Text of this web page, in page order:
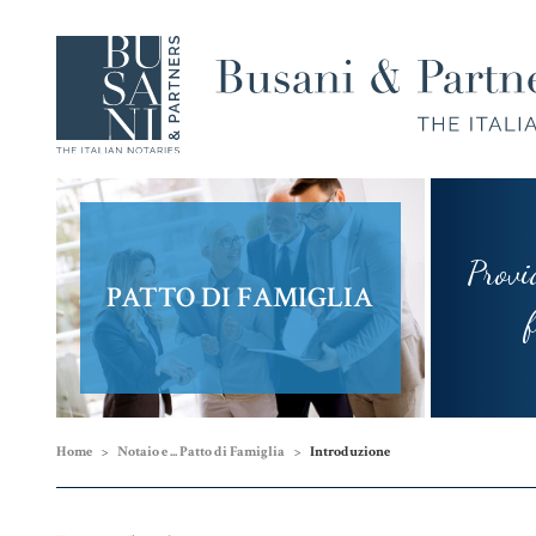
Compravendita
e
Finanziamenti
Famiglia,
Unioni
Civili e
Successioni
PATTO DI FAMIGLIA
Home Notaio e ... Patto di Famiglia Introduzione